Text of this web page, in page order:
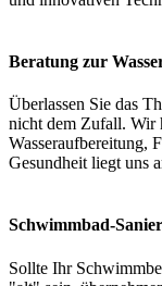
Beratung zur
Überlassen Sie das
nicht dem Zufall. Wir
Wasseraufbereitung,
Gesundheit liegt uns
Schwimmbad-
Sollte Ihr